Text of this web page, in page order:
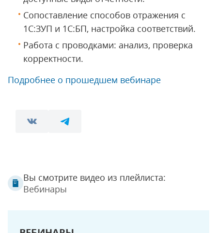
Сопоставление способов отражения с
1С:ЗУП и 1С:БП, настройка соответствий.
Работа с проводками: анализ, проверка
корректности.
Подробнее о прошедшем вебинаре
Вы смотрите видео из плейлиста:
Вебинары